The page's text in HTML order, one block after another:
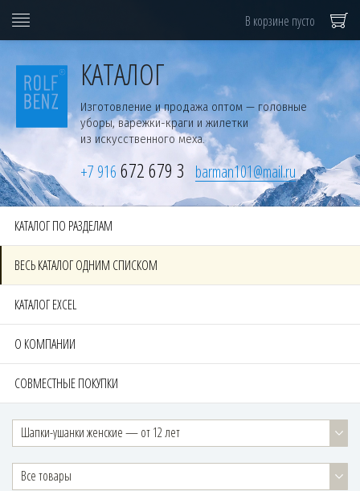
КАТАЛОГ
Изготовление и продажа оптом — головные
уборы,варежки-краги и жилетки
из искусственного меха.
+7 916 672 679 3 barman101@mail.ru
В корзине пусто
КАТАЛОГ ПО РАЗДЕЛАМ
ВЕСЬ КАТАЛОГ ОДНИМ СПИСКОМ
КАТАЛОГ EXCEL
О КОМПАНИИ
СОВМЕСТНЫЕ ПОКУПКИ
Шапки-ушанки женские — от 12 лет
Все товары